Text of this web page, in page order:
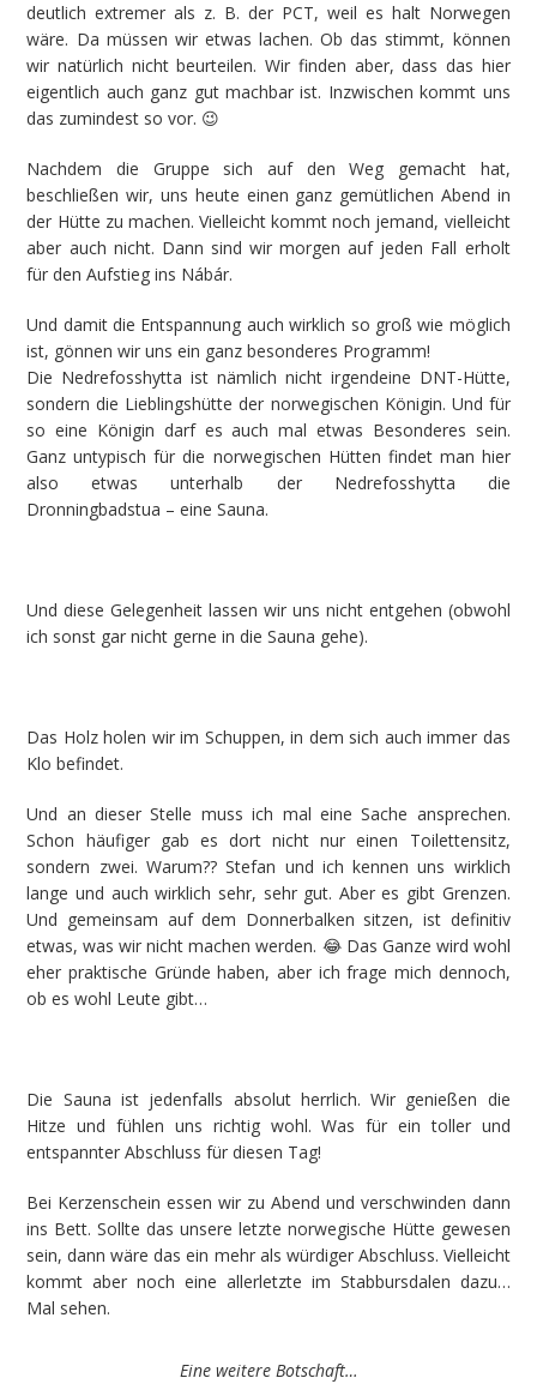
deutlich extremer als z. B. der PCT, weil es halt Norwegen
wäre. Da müssen wir etwas lachen. Ob das stimmt, können
wir natürlich nicht beurteilen. Wir finden aber, dass das hier
eigentlich auch ganz gut machbar ist. Inzwischen kommt uns
das zumindest so vor. 😉
Nachdem die Gruppe sich auf den Weg gemacht hat,
beschließen wir, uns heute einen ganz gemütlichen Abend in
der Hütte zu machen. Vielleicht kommt noch jemand, vielleicht
aber auch nicht. Dann sind wir morgen auf jeden Fall erholt
für den Aufstieg ins Nábár.
Und damit die Entspannung auch wirklich so groß wie möglich
ist, gönnen wir uns ein ganz besonderes Programm!
Die Nedrefosshytta ist nämlich nicht irgendeine DNT-Hütte,
sondern die Lieblingshütte der norwegischen Königin. Und für
so eine Königin darf es auch mal etwas Besonderes sein.
Ganz untypisch für die norwegischen Hütten findet man hier
also etwas unterhalb der Nedrefosshytta die
Dronningbadstua – eine Sauna.
Und diese Gelegenheit lassen wir uns nicht entgehen (obwohl
ich sonst gar nicht gerne in die Sauna gehe).
Das Holz holen wir im Schuppen, in dem sich auch immer das
Klo befindet.
Und an dieser Stelle muss ich mal eine Sache ansprechen.
Schon häufiger gab es dort nicht nur einen Toilettensitz,
sondern zwei. Warum?? Stefan und ich kennen uns wirklich
lange und auch wirklich sehr, sehr gut. Aber es gibt Grenzen.
Und gemeinsam auf dem Donnerbalken sitzen, ist definitiv
etwas, was wir nicht machen werden. 😂 Das Ganze wird wohl
eher praktische Gründe haben, aber ich frage mich dennoch,
ob es wohl Leute gibt…
Die Sauna ist jedenfalls absolut herrlich. Wir genießen die
Hitze und fühlen uns richtig wohl. Was für ein toller und
entspannter Abschluss für diesen Tag!
Bei Kerzenschein essen wir zu Abend und verschwinden dann
ins Bett. Sollte das unsere letzte norwegische Hütte gewesen
sein, dann wäre das ein mehr als würdiger Abschluss. Vielleicht
kommt aber noch eine allerletzte im Stabbursdalen dazu…
Mal sehen.
Eine weitere Botschaft…